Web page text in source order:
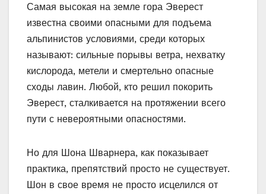
Самая высокая на земле гора Эверест
известна своими опасными для подъема
альпинистов условиями, среди которых
называют: сильные порывы ветра, нехватку
кислорода, метели и смертельно опасные
сходы лавин. Любой, кто решил покорить
Эверест, сталкивается на протяжении всего
пути с невероятными опасностями.
Но для Шона Шварнера, как показывает
практика, препятствий просто не существует.
Шон в свое время не просто исцелился от